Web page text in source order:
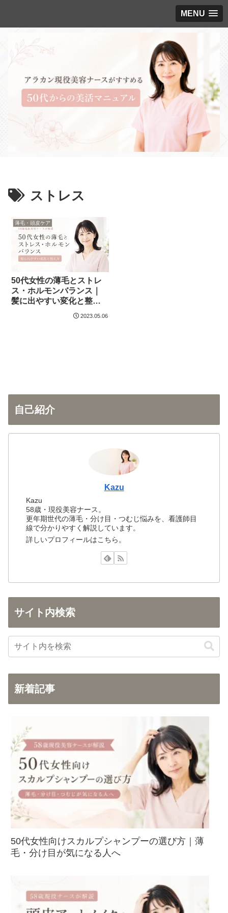
MENU
ストレス
薄毛・頭皮ケア
50代女性の薄毛とストレ
ス・ホルモンバランス｜
髪に出やすい変化と整え
2023.05.06
自己紹介
Kazu
Kazu
58歳・現役美容ナース。
更年期世代の薄毛・分け目・つむじ悩みを、看護師目
線で分かりやすく解説しています。
詳しいプロフィールはこちら。
サイト内検索
新着記事
50代女性向けスカルプシャンプーの選び方｜薄
毛・分け目が気になる人へ